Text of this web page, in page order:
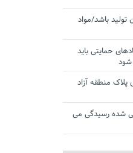
تولید باشد/مواد
حمایتی باید
شود
منطقه آزاد
شده رسیدگی می